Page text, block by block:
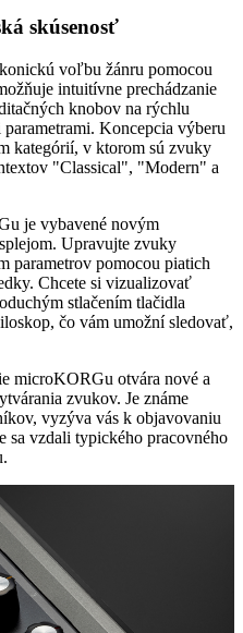
skúsenosť
voľbu žánru pomocou
intuitívne prechádzanie
knobov na rýchlu
Koncepcia výberu
kategórií, v ktorom sú zvuky
"Classical", "Modern" a
je vybavené novým
Upravujte zvuky
parametrov pomocou piatich
Chcete si vizualizovať
stlačením tlačidla
čo vám umožní sledovať,
microKORGu otvára nové a
zvukov. Je známe
vyzýva vás k objavovaniu
sa vzdali typického pracovného